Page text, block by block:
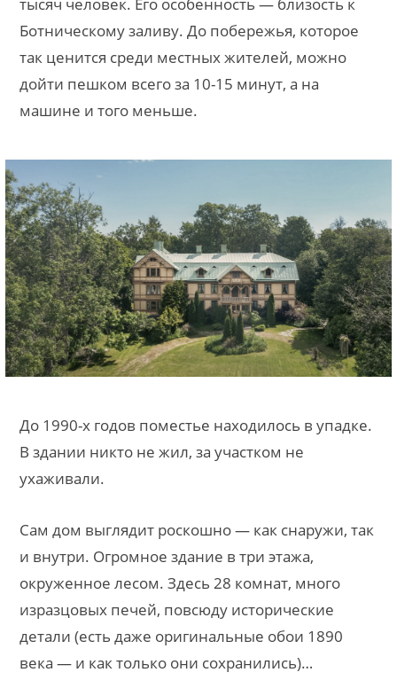
Ботническому заливу. До побережья, которое
так ценится среди местных жителей, можно
дойти пешком всего за 10-15 минут, а на
машине и того меньше.
До 1990-х годов поместье находилось в упадке.
В здании никто не жил, за участком не
ухаживали.
Сам дом выглядит роскошно — как снаружи, так
и внутри. Огромное здание в три этажа,
окруженное лесом. Здесь 28 комнат, много
изразцовых печей, повсюду исторические
детали (есть даже оригинальные обои 1890
века — и как только они сохранились)…